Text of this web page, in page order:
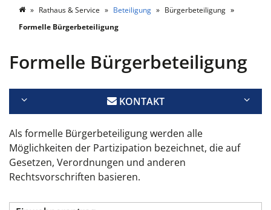
Rathaus & Service Beteiligung
Bürgerbeteiligung
Formelle Bürgerbeteiligung
Formelle Bürgerbeteiligung
KONTAKT
Als formelle Bürgerbeteiligung werden alle
Möglichkeiten der Partizipation bezeichnet, die auf
Gesetzen, Verordnungen und anderen
Rechtsvorschriften basieren.